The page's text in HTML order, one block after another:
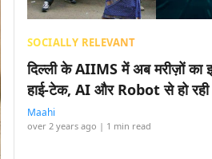
SOCIALLY RELEVANT
दिल्ली के AIIMS में अब मरीज़ों का
हाई-टेक, AI और Robot से हो
Maahi
over 2 years ago | 1 min read